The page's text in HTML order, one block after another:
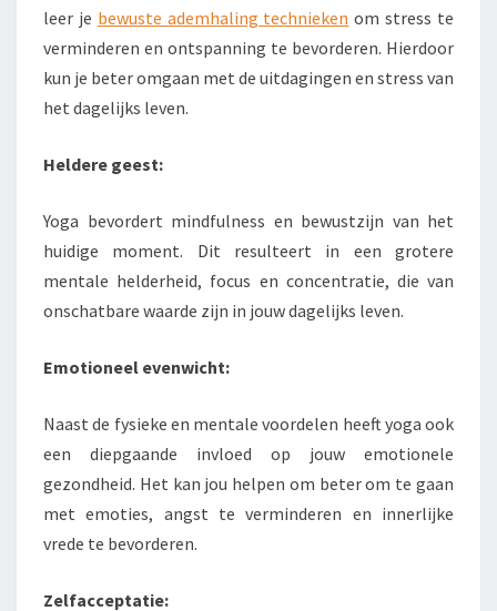
leer je bewuste ademhaling technieken om stress te
verminderen en ontspanning te bevorderen. Hierdoor
kun je beter omgaan met de uitdagingen en stress van
het dagelijks leven.
Heldere geest:
Yoga bevordert mindfulness en bewustzijn van het
huidige moment. Dit resulteert in een grotere
mentale helderheid, focus en concentratie, die van
onschatbare waarde zijn in jouw dagelijks leven.
Emotioneel evenwicht:
Naast de fysieke en mentale voordelen heeft yoga ook
een diepgaande invloed op jouw emotionele
gezondheid. Het kan jou helpen om beter om te gaan
met emoties, angst te verminderen en innerlijke
vrede te bevorderen.
Zelfacceptatie: